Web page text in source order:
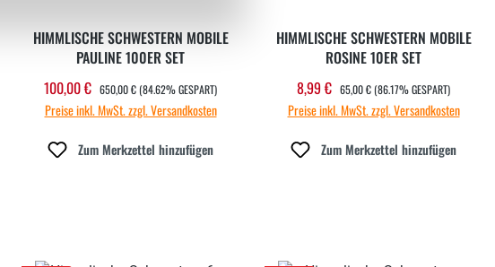
HIMMLISCHE SCHWESTERN MOBILE
PAULINE 100ER SET
Verkaufspreis:
100,00 € REGULÄRER PREIS:
650,00 €(84.62% GESPART)
Preise inkl. MwSt. zzgl. Versandkosten
Zum Merkzettel hinzufügen
HIMMLISCHE SCHWESTERN MOBILE
ROSINE 10ER SET
Verkaufspreis:
8,99 € REGULÄRER PREIS:
65,00 €(86.17% GESPART)
Preise inkl. MwSt. zzgl. Versandkosten
Zum Merkzettel hinzufügen